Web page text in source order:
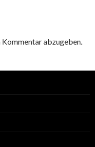
Kommentar abzugeben.